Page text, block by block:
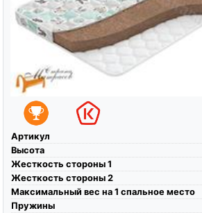
Артикул
Высота
Жесткость стороны 1
Жесткость стороны 2
Максимальный вес на 1 спальное место
Пружины